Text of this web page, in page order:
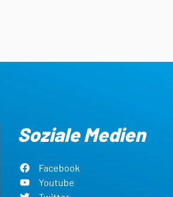
Soziale Medien
Facebook
Youtube